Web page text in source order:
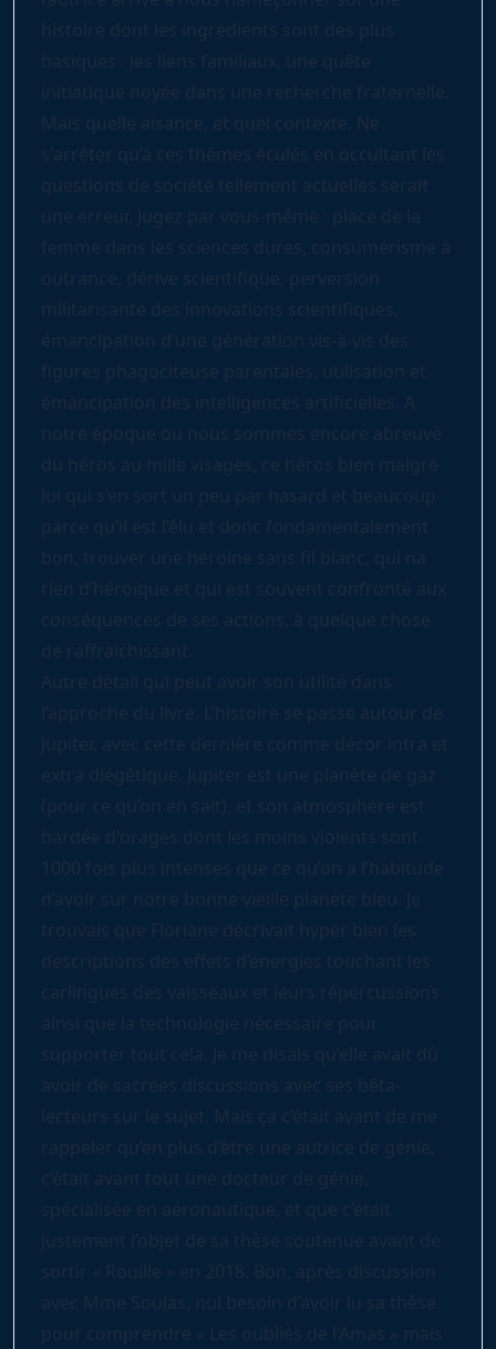
histoire dont les ingrédients sont des plus
basiques : les liens familiaux, une quête
initiatique noyée dans une recherche fraternelle.
Mais quelle aisance, et quel contexte. Ne
s'arrêter qu’à ces thèmes éculés en occultant les
questions de société tellement actuelles serait
une erreur. Jugez par vous-même : place de la
femme dans les sciences dures, consumerisme à
outrance, dérive scientifique, perversion
militarisante des innovations scientifiques,
émancipation d’une génération vis-à-vis des
figures phagociteuse parentales, utilisation et
émancipation des intelligences artificielles. A
notre époque ou nous sommes encore abreuvé
du héros au mille visages, ce héros bien malgré
lui qui s’en sort un peu par hasard et beaucoup
parce qu’il est l’élu et donc fondamentalement
bon, trouver une héroine sans fil blanc, qui na
rien d’héroïque et qui est souvent confronté aux
conséquences de ses actions, à quelque chose
de raffraichissant.
Autre détail qui peut avoir son utilité dans
l’approche du livre. L’histoire se passe autour de
Jupiter, avec cette dernière comme décor intra et
extra diégétique. Jupiter est une planète de gaz
(pour ce qu’on en sait), et son atmosphère est
bardée d'orages dont les moins violents sont
1000 fois plus intenses que ce qu’on a l’habitude
d’avoir sur notre bonne vieille planète bleu. Je
trouvais que Floriane décrivait hyper bien les
descriptions des effets d’énergies touchant les
carlingues des vaisseaux et leurs répercussions
ainsi que la technologie nécessaire pour
supporter tout cela. Je me disais qu’elle avait dû
avoir de sacrées discussions avec ses bêta-
lecteurs sur le sujet. Mais ça c’était avant de me
rappeler qu’en plus d’être une autrice de génie,
c’était avant tout une docteur de génie,
spécialisée en aéronautique, et que c’était
justement l’objet de sa thèse soutenue avant de
sortir « Rouille » en 2018. Bon, après discussion
avec Mme Soulas, nul besoin d’avoir lu sa thèse
pour comprendre « Les oubliés de l’Amas » mais